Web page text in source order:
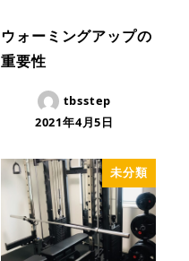
ウォーミングアップの
重要性
tbsstep
2021年4月5日
未分類